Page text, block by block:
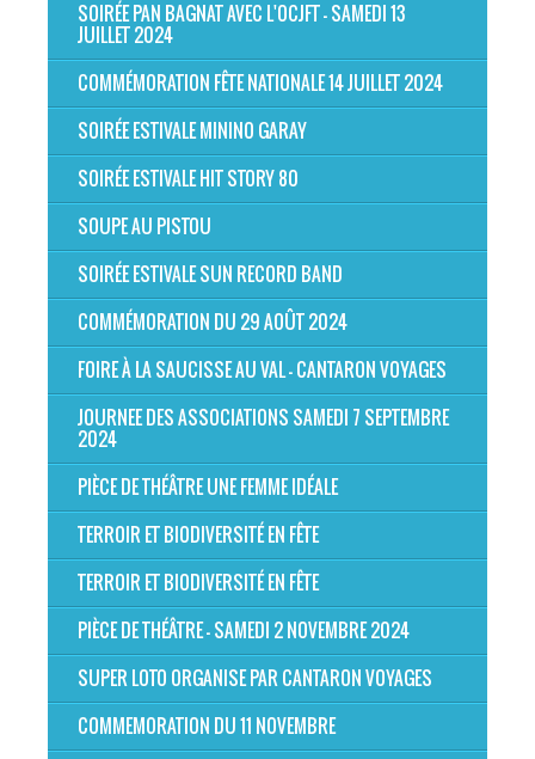
SOIRÉE PAN BAGNAT AVEC L'OCJFT - SAMEDI 13
JUILLET 2024
COMMÉMORATION FÊTE NATIONALE 14 JUILLET 2024
SOIRÉE ESTIVALE MININO GARAY
SOIRÉE ESTIVALE HIT STORY 80
SOUPE AU PISTOU
SOIRÉE ESTIVALE SUN RECORD BAND
COMMÉMORATION DU 29 AOÛT 2024
FOIRE À LA SAUCISSE AU VAL - CANTARON VOYAGES
JOURNEE DES ASSOCIATIONS SAMEDI 7 SEPTEMBRE
2024
PIÈCE DE THÉÂTRE UNE FEMME IDÉALE
TERROIR ET BIODIVERSITÉ EN FÊTE
TERROIR ET BIODIVERSITÉ EN FÊTE
PIÈCE DE THÉÂTRE - SAMEDI 2 NOVEMBRE 2024
SUPER LOTO ORGANISE PAR CANTARON VOYAGES
COMMEMORATION DU 11 NOVEMBRE